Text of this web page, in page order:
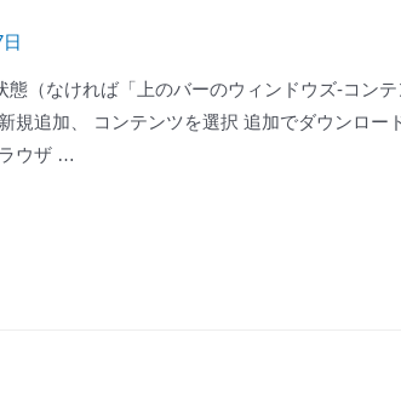
（なければ「上のバーのウィンドウズ-コンテ
規追加、 コンテンツを選択 追加でダウンロー
ウザ …